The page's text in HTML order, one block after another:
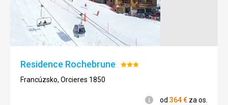
Residence Rochebrune Hodnotenie:
Francúzsko, Orcieres 1850
Informácie
od 364€ za os.